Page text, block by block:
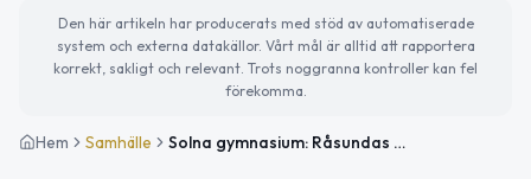
Den här artikeln har producerats med stöd av automatiserade
system och externa datakällor. Vårt mål är alltid att rapportera
korrekt, sakligt och relevant. Trots noggranna kontroller kan fel
förekomma.
Hem Samhälle Solna gymnasium: Råsundas egen plats för studier, idrott och inkludering